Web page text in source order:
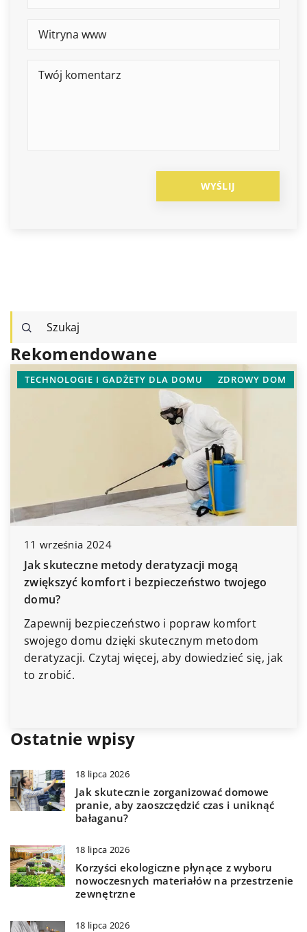
Rekomendowane
TECHNOLOGIE I GADŻETY DLA DOMU ZDROWY DOM
11 września 2024
Jak skuteczne metody deratyzacji mogą
zwiększyć komfort i bezpieczeństwo twojego
domu?
Zapewnij bezpieczeństwo i popraw komfort
swojego domu dzięki skutecznym metodom
deratyzacji. Czytaj więcej, aby dowiedzieć się, jak
to zrobić.
Ostatnie wpisy
18 lipca 2026
Jak skutecznie zorganizować domowe
pranie, aby zaoszczędzić czas i uniknąć
bałaganu?
18 lipca 2026
Korzyści ekologiczne płynące z wyboru
nowoczesnych materiałów na przestrzenie
zewnętrzne
18 lipca 2026